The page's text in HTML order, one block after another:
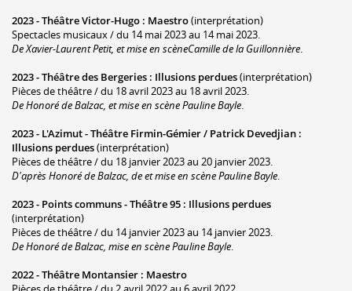
2023 -Théâtre Victor-Hugo : Maestro(interprétation)
Spectacles musicaux / du 14 mai 2023 au 14 mai 2023.
De Xavier-Laurent Petit, et mise en scèneCamille de la Guillonnière.
2023 -Théâtre des Bergeries : Illusions perdues(interprétation)
Pièces de théâtre / du 18 avril 2023 au 18 avril 2023.
De Honoré de Balzac, et mise en scène Pauline Bayle.
2023 - L'Azimut - Théâtre Firmin-Gémier / Patrick Devedjian :
Illusions perdues(interprétation)
Pièces de théâtre / du 18 janvier 2023 au 20 janvier 2023.
D'après Honoré de Balzac, de et mise en scène Pauline Bayle.
2023 - Points communs - Théâtre 95 : Illusions perdues
(interprétation)
Pièces de théâtre / du 14 janvier 2023 au 14 janvier 2023.
De Honoré de Balzac, mise en scène Pauline Bayle.
2022 -Théâtre Montansier : Maestro